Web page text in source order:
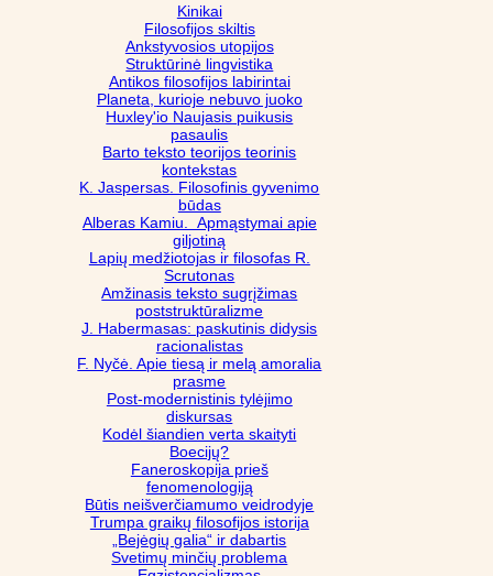
Kinikai
Filosofijos skiltis
Ankstyvosios utopijos
Struktūrinė lingvistika
Antikos filosofijos labirintai
Planeta, kurioje nebuvo juoko
Huxley'io Naujasis puikusis
pasaulis
Barto teksto teorijos teorinis
kontekstas
K. Jaspersas. Filosofinis gyvenimo
būdas
Alberas Kamiu. Apmąstymai apie
giljotiną
Lapių medžiotojas ir filosofas R.
Scrutonas
Amžinasis teksto sugrįžimas
poststruktūralizme
J. Habermasas: paskutinis didysis
racionalistas
F. Nyčė. Apie tiesą ir melą amoralia
prasme
Post-modernistinis tylėjimo
diskursas
Kodėl šiandien verta skaityti
Boecijų?
Faneroskopija prieš
fenomenologiją
Būtis neišverčiamumo veidrodyje
Trumpa graikų filosofijos istorija
„Bejėgių galia“ ir dabartis
Svetimų minčių problema